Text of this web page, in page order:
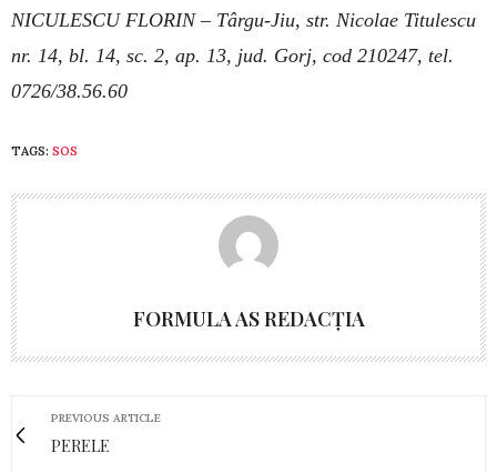
NICULESCU FLORIN – Târgu-Jiu, str. Nicolae Titulescu
nr. 14, bl. 14, sc. 2, ap. 13, jud. Gorj, cod 210247, tel.
0726/38.56.60
TAGS: SOS
FORMULA AS REDACȚIA
PREVIOUS ARTICLE
PERELE